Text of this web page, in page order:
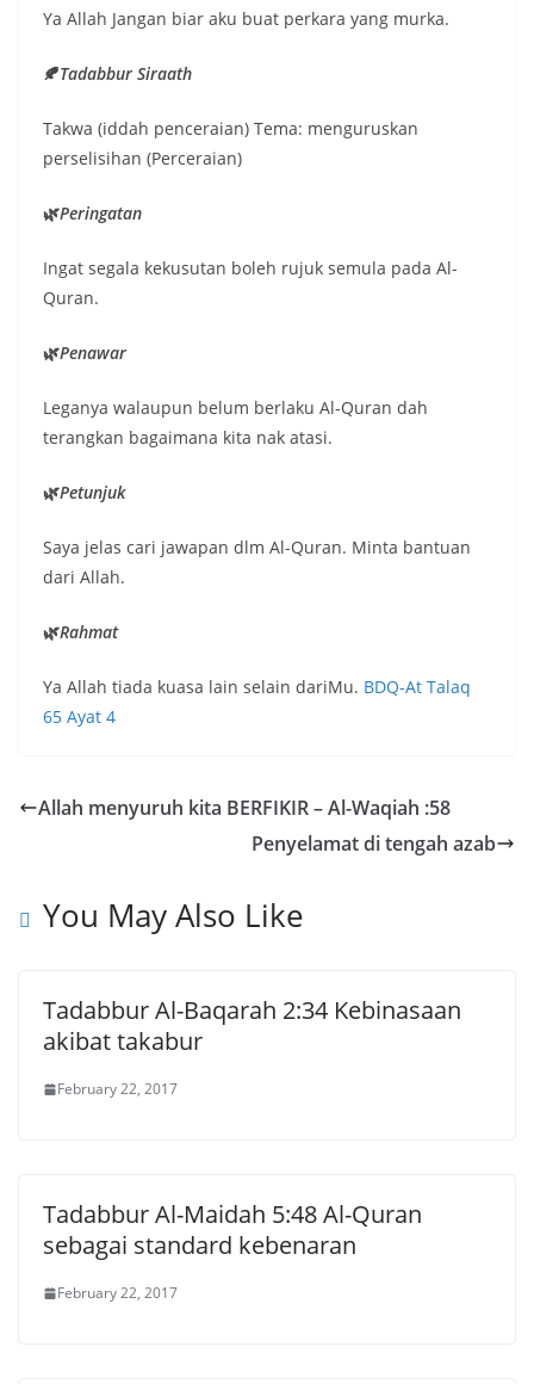
Ya Allah Jangan biar aku buat perkara yang murka.
🍂Tadabbur Siraath
Takwa (iddah penceraian) Tema: menguruskan
perselisihan (Perceraian)
🌿Peringatan
Ingat segala kekusutan boleh rujuk semula pada Al-
Quran.
🌿Penawar
Leganya walaupun belum berlaku Al-Quran dah
terangkan bagaimana kita nak atasi.
🌿Petunjuk
Saya jelas cari jawapan dlm Al-Quran. Minta bantuan
dari Allah.
🌿Rahmat
Ya Allah tiada kuasa lain selain dariMu. BDQ-At Talaq
65 Ayat 4
Allah menyuruh kita BERFIKIR – Al-Waqiah :58
Penyelamat di tengah azab
You May Also Like
Tadabbur Al-Baqarah 2:34 Kebinasaan
akibat takabur
February 22, 2017
Tadabbur Al-Maidah 5:48 Al-Quran
sebagai standard kebenaran
February 22, 2017